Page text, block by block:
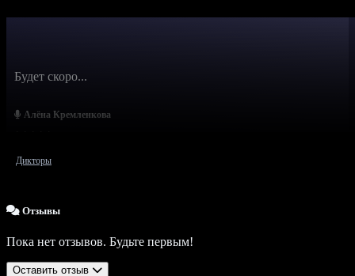
Алёна Кремленкова
Будет скоро...
Дикторы
Отзывы
Пока нет отзывов. Будьте первым!
Оставить отзыв